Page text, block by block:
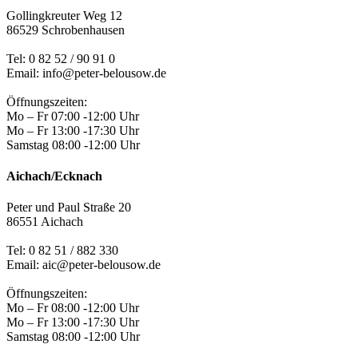
Gollingkreuter Weg 12
86529 Schrobenhausen
Tel: 0 82 52 / 90 91 0
Email: info@peter-belousow.de
Öffnungszeiten:
Mo – Fr 07:00 -12:00 Uhr
Mo – Fr 13:00 -17:30 Uhr
Samstag 08:00 -12:00 Uhr
Aichach/Ecknach
Peter und Paul Straße 20
86551 Aichach
Tel: 0 82 51 / 882 330
Email: aic@peter-belousow.de
Öffnungszeiten:
Mo – Fr 08:00 -12:00 Uhr
Mo – Fr 13:00 -17:30 Uhr
Samstag 08:00 -12:00 Uhr